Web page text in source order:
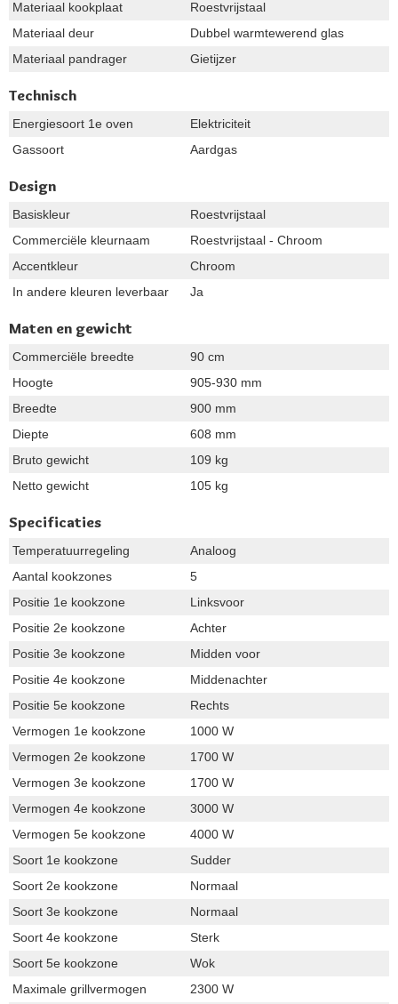
Materiaal kookplaat
Roestvrijstaal
Materiaal deur
Dubbel warmtewerend glas
Materiaal pandrager
Gietijzer
Technisch
Energiesoort 1e oven
Elektriciteit
Gassoort
Aardgas
Design
Basiskleur
Roestvrijstaal
Commerciële kleurnaam
Roestvrijstaal - Chroom
Accentkleur
Chroom
In andere kleuren leverbaar
Ja
Maten en gewicht
Commerciële breedte
90 cm
Hoogte
905-930 mm
Breedte
900 mm
Diepte
608 mm
Bruto gewicht
109 kg
Netto gewicht
105 kg
Specificaties
Temperatuurregeling
Analoog
Aantal kookzones
5
Positie 1e kookzone
Linksvoor
Positie 2e kookzone
Achter
Positie 3e kookzone
Midden voor
Positie 4e kookzone
Middenachter
Positie 5e kookzone
Rechts
Vermogen 1e kookzone
1000 W
Vermogen 2e kookzone
1700 W
Vermogen 3e kookzone
1700 W
Vermogen 4e kookzone
3000 W
Vermogen 5e kookzone
4000 W
Soort 1e kookzone
Sudder
Soort 2e kookzone
Normaal
Soort 3e kookzone
Normaal
Soort 4e kookzone
Sterk
Soort 5e kookzone
Wok
Maximale grillvermogen
2300 W